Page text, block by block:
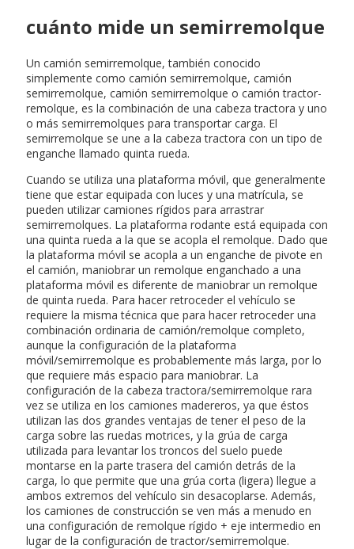
cuánto mide un semirremolque
Un camión semirremolque, también conocido
simplemente como camión semirremolque, camión
semirremolque, camión semirremolque o camión tractor-
remolque, es la combinación de una cabeza tractora y uno
o más semirremolques para transportar carga. El
semirremolque se une a la cabeza tractora con un tipo de
enganche llamado quinta rueda.
Cuando se utiliza una plataforma móvil, que generalmente
tiene que estar equipada con luces y una matrícula, se
pueden utilizar camiones rígidos para arrastrar
semirremolques. La plataforma rodante está equipada con
una quinta rueda a la que se acopla el remolque. Dado que
la plataforma móvil se acopla a un enganche de pivote en
el camión, maniobrar un remolque enganchado a una
plataforma móvil es diferente de maniobrar un remolque
de quinta rueda. Para hacer retroceder el vehículo se
requiere la misma técnica que para hacer retroceder una
combinación ordinaria de camión/remolque completo,
aunque la configuración de la plataforma
móvil/semirremolque es probablemente más larga, por lo
que requiere más espacio para maniobrar. La
configuración de la cabeza tractora/semirremolque rara
vez se utiliza en los camiones madereros, ya que éstos
utilizan las dos grandes ventajas de tener el peso de la
carga sobre las ruedas motrices, y la grúa de carga
utilizada para levantar los troncos del suelo puede
montarse en la parte trasera del camión detrás de la
carga, lo que permite que una grúa corta (ligera) llegue a
ambos extremos del vehículo sin desacoplarse. Además,
los camiones de construcción se ven más a menudo en
una configuración de remolque rígido + eje intermedio en
lugar de la configuración de tractor/semirremolque.